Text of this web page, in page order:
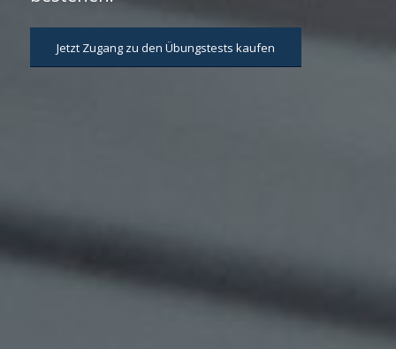
Jetzt Zugang zu den Übungstests kaufen